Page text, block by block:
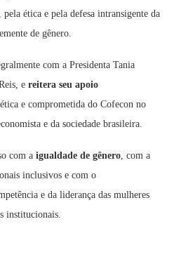
ética e pela defesa intransigente da
de gênero.
com a Presidenta Tania
e reitera seu apoio
e comprometida do Cofecon no
e da sociedade brasileira.
com a igualdade de gênero, com a
inclusivos e com o
e da liderança das mulheres
institucionais.